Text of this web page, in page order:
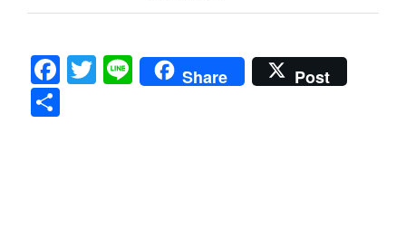
Facebook
Twitter
LineShare Post